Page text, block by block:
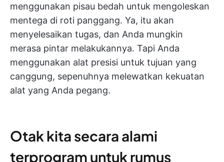
menggunakan pisau bedah untuk mengoleskan
mentega di roti panggang. Ya, itu akan
menyelesaikan tugas, dan Anda mungkin
merasa pintar melakukannya. Tapi Anda
menggunakan alat presisi untuk tujuan yang
canggung, sepenuhnya melewatkan kekuatan
alat yang Anda pegang.
Otak kita secara alami
terprogram untuk rumus